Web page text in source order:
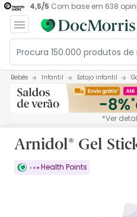
4,5/5 Com base em 638
Bebés Infantil Estojo infantil
*Ver
Arnidol® Gel
Health Points